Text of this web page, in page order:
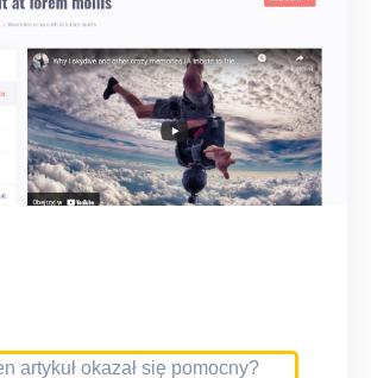
artykuł okazał się pomocny?